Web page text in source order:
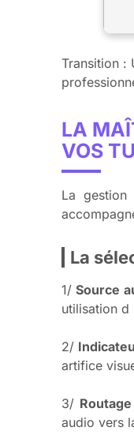
Transition :
LA
VOS
La gestion
La
1/Source
utilisation d
2/
artifice
3/
audio vers